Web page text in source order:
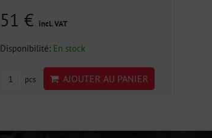
51 € incl. VAT
Disponibilité: En stock
pcs AJOUTER AU PANIER